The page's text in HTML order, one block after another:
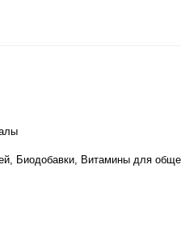
Биодобавки, Витамины для